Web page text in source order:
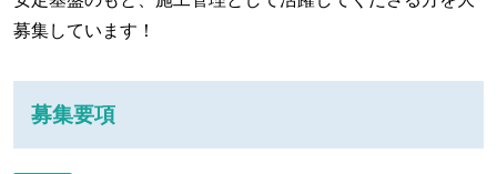
募集しています！
募集要項